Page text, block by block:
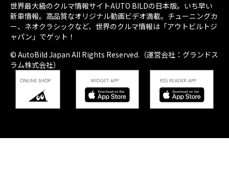
世界最大級のクルマ情報サイトAUTO BILDの日本版。いち早い
新車情報。高品質なオリジナル動画ビデオ満載。チューニングカ
ー、ネオクラシックなど、世界のクルマ情報は「アウトビルトジ
ャパン」でゲット！
© AutoBild Japan All Rights Reserved.（運営会社：グランドス
ラム株式会社）